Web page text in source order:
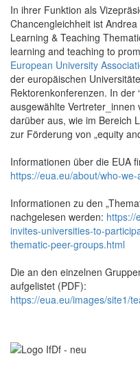
In ihrer Funktion als
Chancengleichheit ist
Learning & Teaching
learning and teaching to
European University
der europäischen
Rektorenkonferenzen. In der
ausgewählte Vertreter_innen
darüber aus, wie im Bereich
zur Förderung von „equity
Informationen über die EUA
https://eua.eu/about/who-we-
Informationen zu den
nachgelesen werden: https://
invites-universities-to-
thematic-peer-groups.html
Die an den einzelnen
aufgelistet (PDF):
https://eua.eu/images/site1/